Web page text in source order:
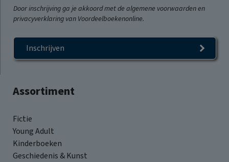
Assortiment
Fictie
Young Adult
Kinderboeken
Geschiedenis & Kunst
Door inschrijving ga je akkoord met de algemene voorwaarden en
privacyverklaring van Voordeelboekenonline.
Inschrijven